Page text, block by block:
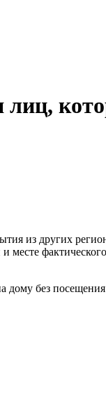
лиц,
из других
месте
дому без